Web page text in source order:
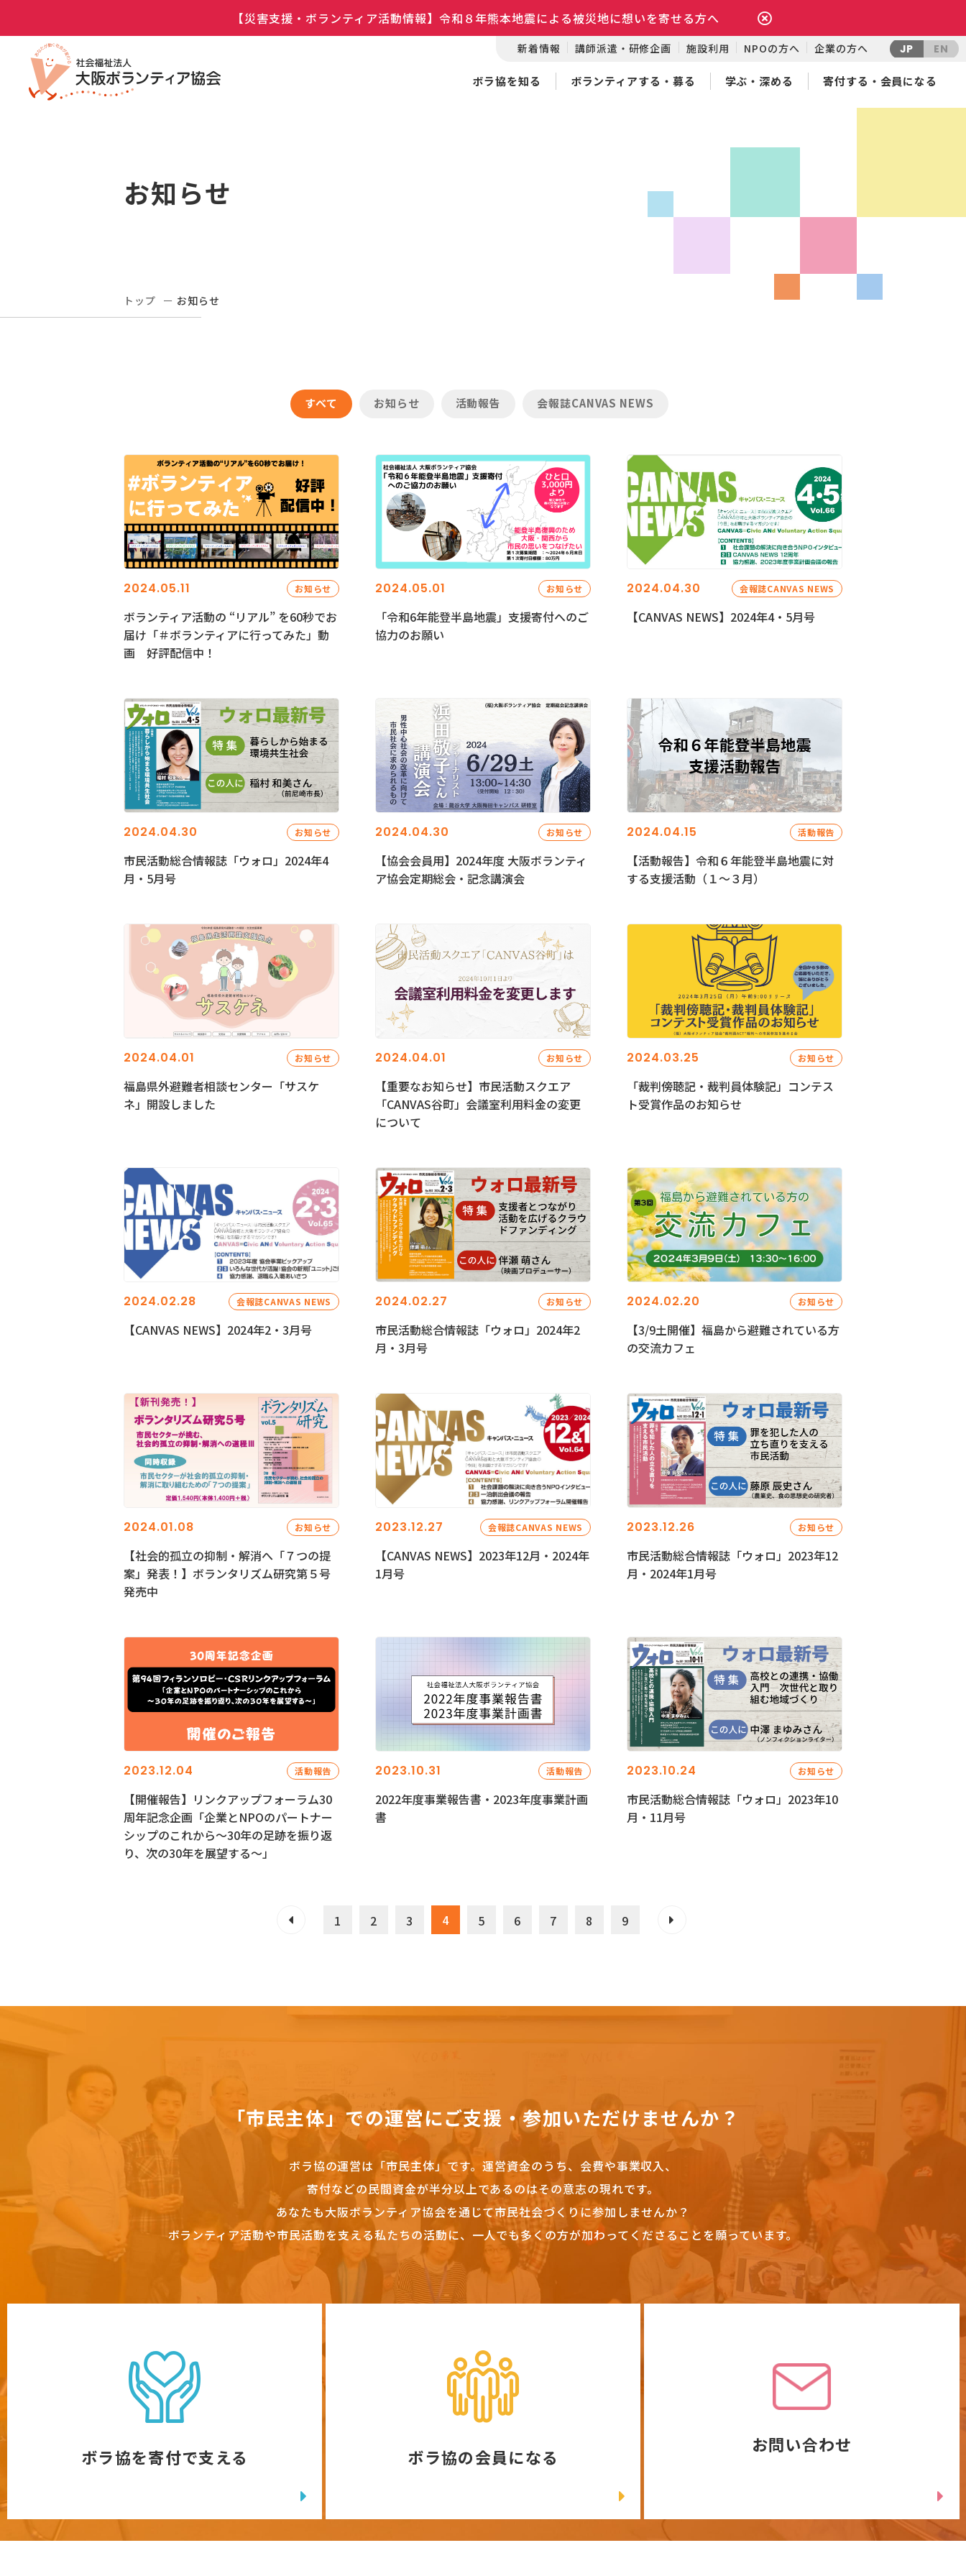
【災害支援・ボランティア活動情報】令和８年熊本地震による被災地に想いを寄せる方へ
新着情報 講師派遣・研修企画 施設利用 NPOの方へ 企業の方へ JP EN
ボラ協を知る ボランティアする・募る 学ぶ・深める 寄付する・会員になる
お知らせ
トップ お知らせ
すべて お知らせ 活動報告 会報誌CANVAS NEWS
2024.05.11 お知らせ
ボランティア活動の “リアル” を60秒でお
届け「＃ボランティアに行ってみた」動
画 好評配信中！
2024.05.01 お知らせ
「令和6年能登半島地震」支援寄付へのご
協力のお願い
2024.04.30 会報誌CANVAS NEWS
【CANVAS NEWS】2024年4・5月号
2024.04.30 お知らせ
市民活動総合情報誌「ウォロ」2024年4
月・5月号
2024.04.30 お知らせ
【協会会員用】2024年度 大阪ボランティ
ア協会定期総会・記念講演会
2024.04.15 活動報告
【活動報告】令和６年能登半島地震に対
する支援活動（１〜３月）
2024.04.01 お知らせ
福島県外避難者相談センター「サスケ
ネ」開設しました
2024.04.01 お知らせ
【重要なお知らせ】市民活動スクエア
「CANVAS谷町」会議室利用料金の変更
について
2024.03.25 お知らせ
「裁判傍聴記・裁判員体験記」コンテス
ト受賞作品のお知らせ
2024.02.28 会報誌CANVAS NEWS
【CANVAS NEWS】2024年2・3月号
2024.02.27 お知らせ
市民活動総合情報誌「ウォロ」2024年2
月・3月号
2024.02.20 お知らせ
【3/9土開催】福島から避難されている方
の交流カフェ
2024.01.08 お知らせ
【社会的孤立の抑制・解消へ「７つの提
案」発表！】ボランタリズム研究第５号
発売中
2023.12.27 会報誌CANVAS NEWS
【CANVAS NEWS】2023年12月・2024年
1月号
2023.12.26 お知らせ
市民活動総合情報誌「ウォロ」2023年12
月・2024年1月号
2023.12.04 活動報告
【開催報告】リンクアップフォーラム30
周年記念企画「企業とNPOのパートナー
シップのこれから～30年の足跡を振り返
り、次の30年を展望する～」
2023.10.31 活動報告
2022年度事業報告書・2023年度事業計画
書
2023.10.24 お知らせ
市民活動総合情報誌「ウォロ」2023年10
月・11月号
1 2 3 4 5 6 7 8 9
「市民主体」での運営にご支援・参加いただけませんか？
ボラ協の運営は「市民主体」です。 運営資金のうち、会費や事業収入、
寄付などの民間資金が半分以上であるのはその意志の現れです。
あなたも大阪ボランティア協会を通じて市民社会づくりに参加しませんか？
ボランティア活動や市民活動を支える私たちの活動に、一人でも多くの方が加わってくださることを願っています。
ボラ協を寄付で支える ボラ協の会員になる
お問い合わせ